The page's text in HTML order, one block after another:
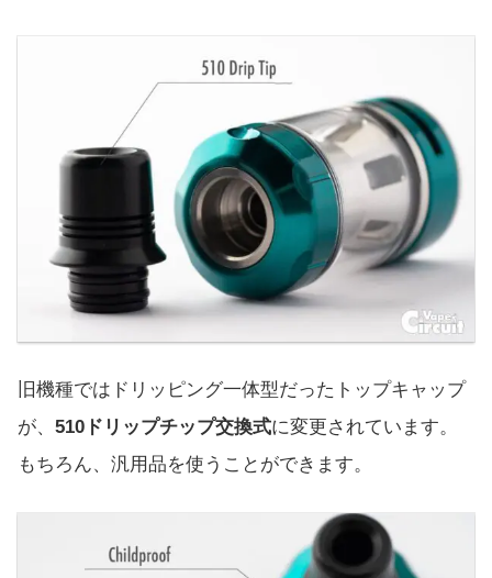
旧機種ではドリッピング一体型だったトップキャップ
が、 510ドリップチップ交換式に変更されています。
もちろん、汎用品を使うことができます。